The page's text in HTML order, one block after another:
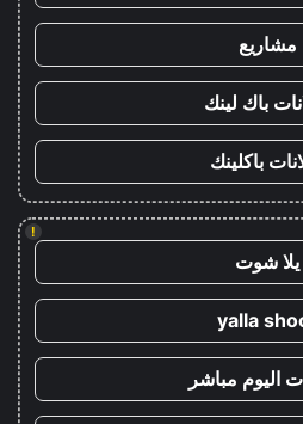
مشاريع
باك لينك
باكلينك
!
يلا شوت
yalla
اليوم مباشر